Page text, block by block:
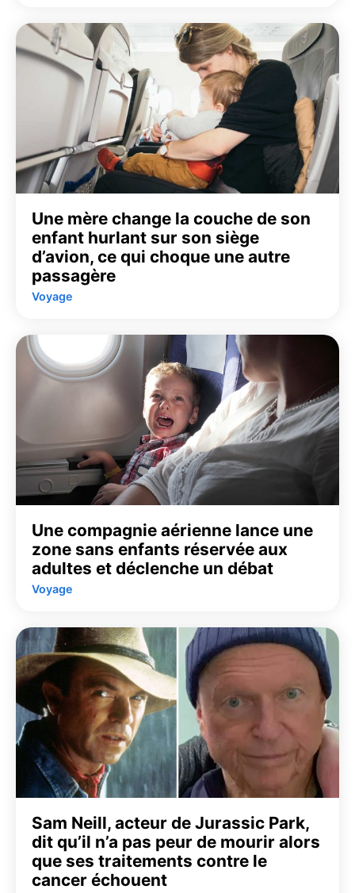
Une mère change la couche de son
enfant hurlant sur son siège
d’avion, ce qui choque une autre
passagère
Voyage
Une compagnie aérienne lance une
zone sans enfants réservée aux
adultes et déclenche un débat
Voyage
Sam Neill, acteur de Jurassic Park,
dit qu’il n’a pas peur de mourir alors
que ses traitements contre le
cancer échouent